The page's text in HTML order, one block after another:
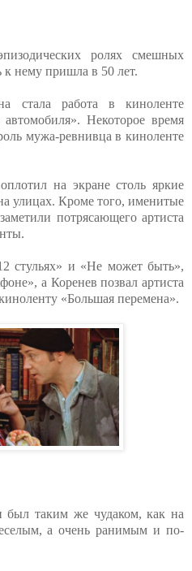
ролях смешных
к нему пришла в 50 лет.
стала работа в киноленте
автомобиля». Некоторое время
мужа-ревнивца в киноленте
на экране столь яркие
улицах. Кроме того, именитые
потрясающего артиста
стульях» и «Не может быть»,
а Коренев позвал артиста
«Большая перемена».
таким же чудаком, как на
а очень ранимым и по-